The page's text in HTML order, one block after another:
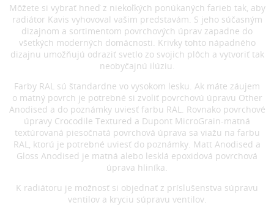
Môžete si vybrať hneď z niekoľkých ponúkaných farieb tak, aby
radiátor Kavis vyhovoval vašim predstavám. S jeho súčasným
dizajnom a sortimentom povrchových úprav zapadne do
všetkých moderných domácnosti. Krivky tohto nápadného
dizajnu umožňujú odraziť svetlo zo svojich plôch a vytvoriť tak
neobyčajnú ilúziu.
Farby RAL sú štandardne vo vysokom lesku. Ak máte záujem
o matný povrch je potrebné si zvoliť povrchovú úpravu Other
Anodised a do poznámky uviesť farbu RAL. Rovnako povrchové
úpravy Crocodile Textured a Dupont MicroGrain-matná
textúrovaná piesočnatá povrchová úprava sa viažu na farbu
RAL, ktorú je potrebné uviesť do poznámky. Matt Anodised a
Gloss Anodised je matná alebo lesklá epoxidová povrchová
úprava hliníka.
K radiátoru je možnosť si objednať z príslušenstva súpravu
ventilov a kryciu súpravu ventilov.